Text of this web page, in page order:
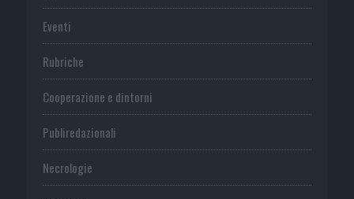
Eventi
Rubriche
Cooperazione e dintorni
Publiredazionali
Necrologie